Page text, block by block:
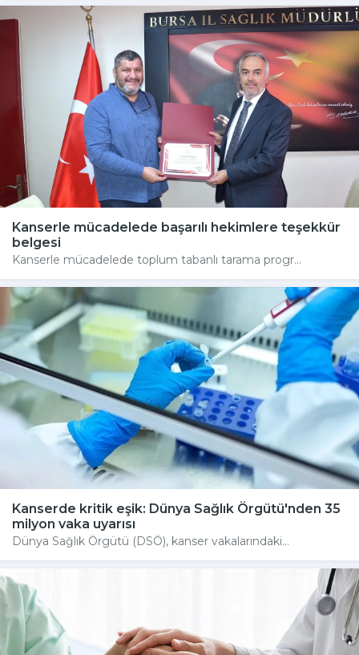
Kanserle mücadelede başarılı hekimlere teşekkür
belgesi
Kanserle mücadelede toplum tabanlı tarama progr...
Kanserde kritik eşik: Dünya Sağlık Örgütü'nden 35
milyon vaka uyarısı
Dünya Sağlık Örgütü (DSÖ), kanser vakalarındaki...